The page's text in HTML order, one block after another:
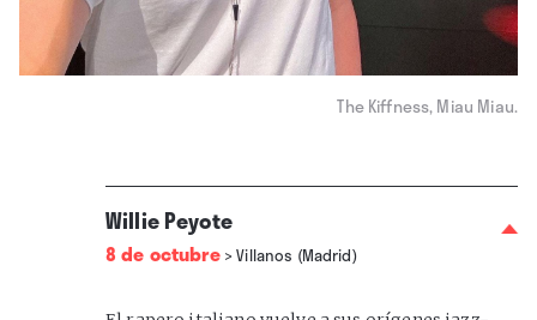
The Kiffness, Miau Miau.
Willie Peyote
8 de octubre>Villanos (Madrid)